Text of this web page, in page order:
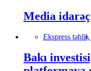
Media
Ekspress təhlil,
Bakı